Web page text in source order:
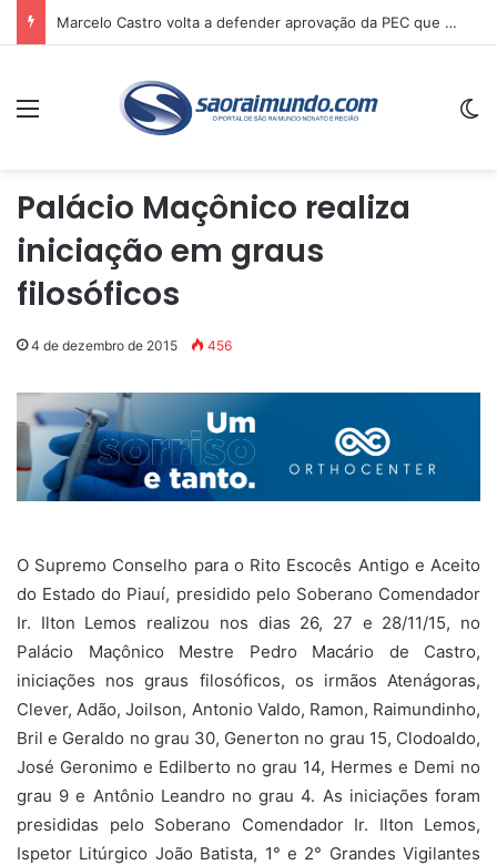
Marcelo Castro volta a defender aprovação da PEC que acaba com a escala 6×1 e avalia clima no Senado
Menu
Palácio Maçônico realiza
iniciação em graus
filosóficos
4 de dezembro de 2015 456
O Supremo Conselho para o Rito Escocês Antigo e Aceito
do Estado do Piauí, presidido pelo Soberano Comendador
Ir. Ilton Lemos realizou nos dias 26, 27 e 28/11/15, no
Palácio Maçônico Mestre Pedro Macário de Castro,
iniciações nos graus filosóficos, os irmãos Atenágoras,
Clever, Adão, Joilson, Antonio Valdo, Ramon, Raimundinho,
Bril e Geraldo no grau 30, Generton no grau 15, Clodoaldo,
José Geronimo e Edilberto no grau 14, Hermes e Demi no
grau 9 e Antônio Leandro no grau 4. As iniciações foram
presididas pelo Soberano Comendador Ir. Ilton Lemos,
Ispetor Litúrgico João Batista, 1° e 2° Grandes Vigilantes